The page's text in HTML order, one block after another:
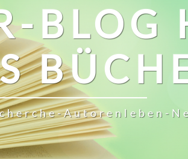
BLOG
Autorenleben-